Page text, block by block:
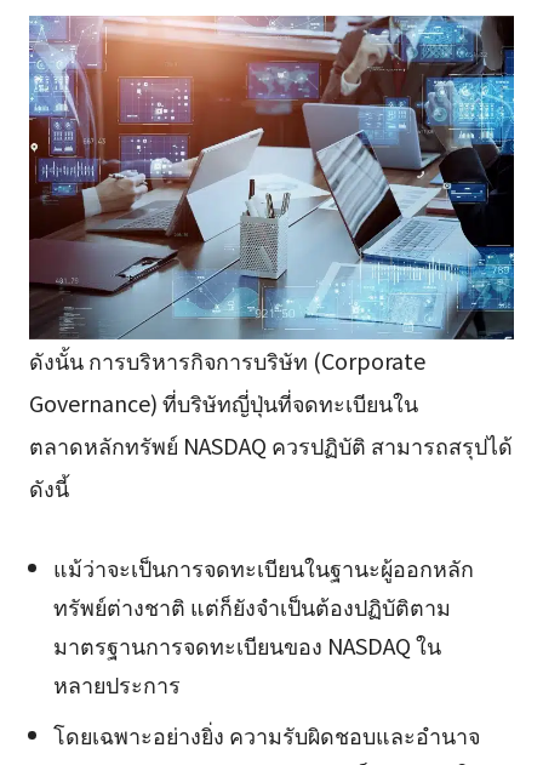
ดังนั้น การบริหารกิจการบริษัท (Corporate
Governance) ที่บริษัทญี่ปุ่นที่จดทะเบียนใน
ตลาดหลักทรัพย์ NASDAQ ควรปฏิบัติ สามารถสรุปได้
ดังนี้
แม้ว่าจะเป็นการจดทะเบียนในฐานะผู้ออกหลัก
ทรัพย์ต่างชาติ แต่ก็ยังจำเป็นต้องปฏิบัติตาม
มาตรฐานการจดทะเบียนของ NASDAQ ใน
หลายประการ
โดยเฉพาะอย่างยิ่ง ความรับผิดชอบและอำนาจ